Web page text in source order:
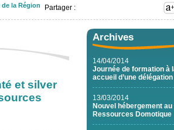
la Région
Partager :
et silver
Archives
14/04/2014
Journée de formation à
accueil d’une
13/03/2014
Nouvel hébergement
Ressources Domotique